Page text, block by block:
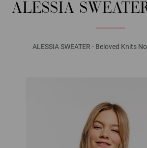
ALESSIA
ALESSIA SWEATER - Beloved Knits